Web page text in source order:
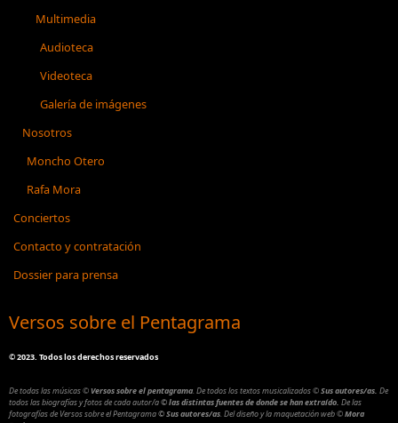
Multimedia
Audioteca
Videoteca
Galería de imágenes
Nosotros
Moncho Otero
Rafa Mora
Conciertos
Contacto y contratación
Dossier para prensa
Versos sobre el Pentagrama
©2023. Todos los derechos reservados
De todas las músicas© Versos sobre el pentagrama. De todos los textos musicalizados©Sus autores/as. De
todos las biografías y fotos de cada autor/a© las distintas fuentes de donde se han extraído. De las
fotografías de Versos sobre el Pentagrama© Sus autores/as. Del diseño y la maquetación web©Mora